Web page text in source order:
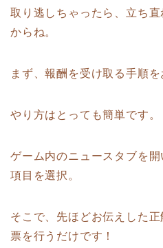
取り逃しちゃったら、立ち
からね。
まず、報酬を受け取る手順を
やり方はとっても簡単です。
ゲーム内のニュースタブを
項目を選択。
そこで、先ほどお伝えした
票を行うだけです！